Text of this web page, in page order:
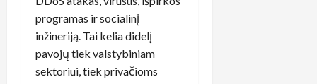
programas ir socialinį
inžineriją. Tai kelia didelį
pavojų tiek valstybiniam
sektoriui, tiek privačioms